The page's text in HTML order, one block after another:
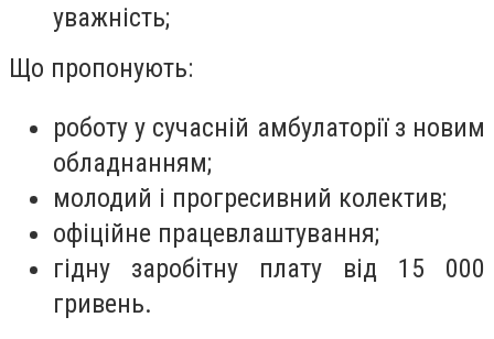
уважність;
Що пропонують:
роботу у сучасній амбулаторії з новим
обладнанням;
молодий і прогресивний колектив;
офіційне працевлаштування;
гідну заробітну плату від 15 000
гривень.